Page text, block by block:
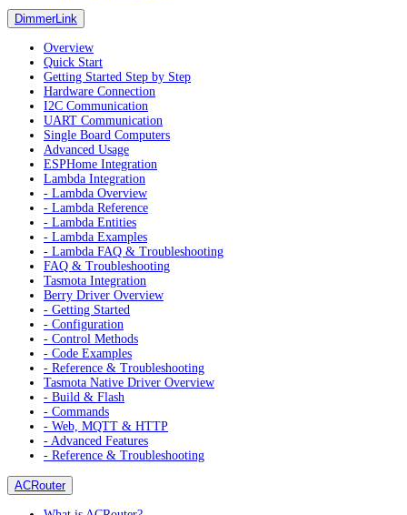
DimmerLink
Overview
Quick Start
Getting Started Step by Step
Hardware Connection
I2C Communication
UART Communication
Single Board Computers
Advanced Usage
ESPHome Integration
Lambda Integration
- Lambda Overview
- Lambda Reference
- Lambda Entities
- Lambda Examples
- Lambda FAQ & Troubleshooting
FAQ & Troubleshooting
Tasmota Integration
Berry Driver Overview
- Getting Started
- Configuration
- Control Methods
- Code Examples
- Reference & Troubleshooting
Tasmota Native Driver Overview
- Build & Flash
- Commands
- Web, MQTT & HTTP
- Advanced Features
- Reference & Troubleshooting
ACRouter